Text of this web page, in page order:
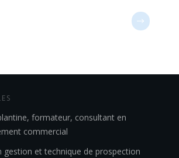
formateur, consultant en
commercial
gestion et technique de prospection